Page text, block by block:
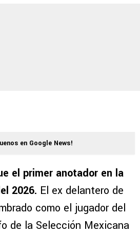
en Google News!
el primer anotador en la
2026. El ex delantero de
como el jugador del
de la Selección Mexicana